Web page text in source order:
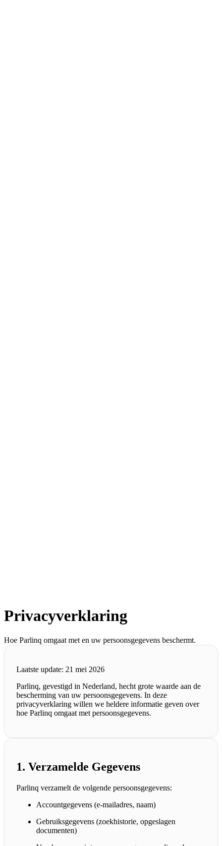
Privacyverklaring
Hoe Parlinq omgaat met en uw persoonsgegevens beschermt.
Laatste update: 21 mei 2026
Parlinq, gevestigd in Nederland, hecht grote waarde aan de
bescherming van uw persoonsgegevens. In deze
privacyverklaring willen we heldere informatie geven over
hoe Parlinq omgaat met persoonsgegevens.
1. Verzamelde Gegevens
Parlinq verzamelt de volgende persoonsgegevens:
Accountgegevens (e-mailadres, naam)
Gebruiksgegevens (zoekhistorie, opgeslagen
documenten)